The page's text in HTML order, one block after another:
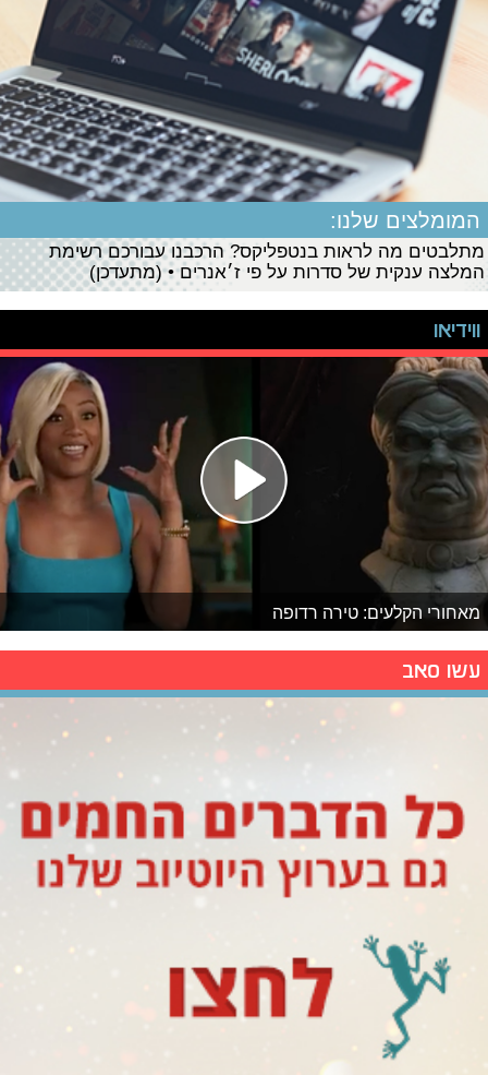
המומלצים שלנו:
מתלבטים מה לראות בנטפליקס? הרכבנו עבורכם רשימת
המלצה ענקית של סדרות על פי ז׳אנרים • (מתעדכן)
ווידיאו
מאחורי הקלעים: טירה רדופה
עשו סאב